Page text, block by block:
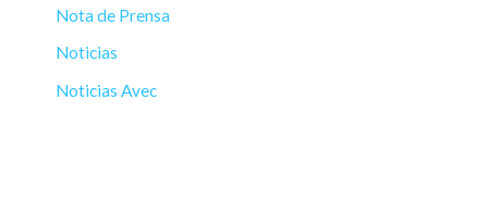
Nota de Prensa
Noticias
Noticias Avec